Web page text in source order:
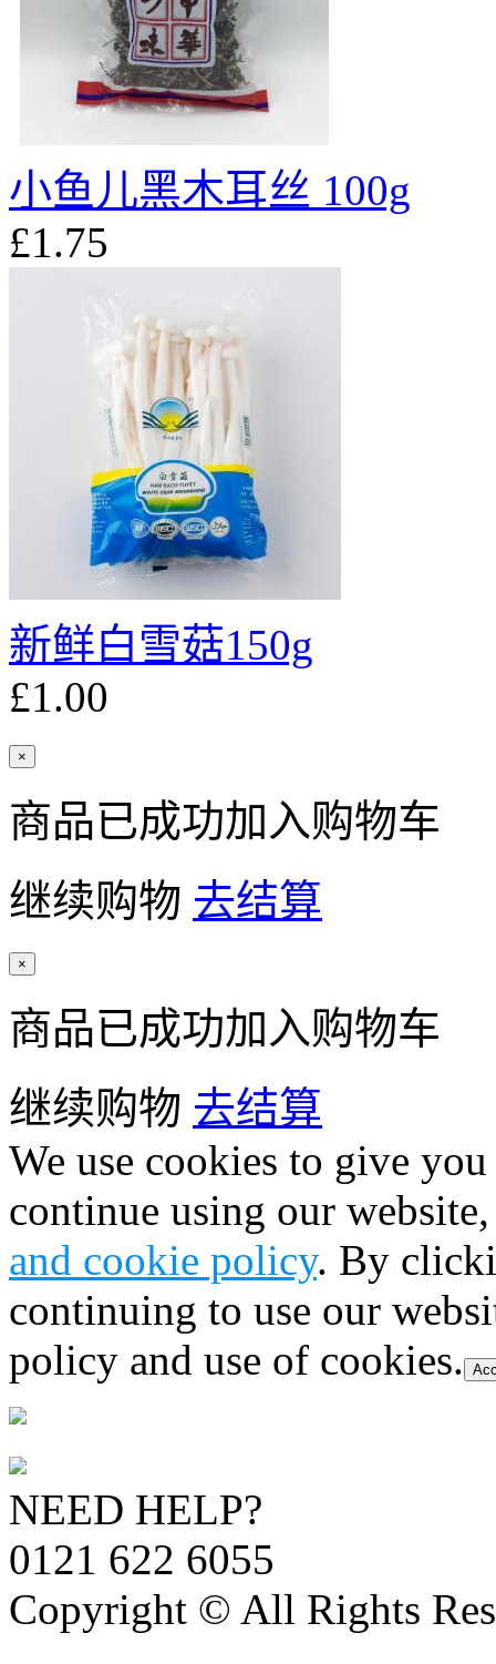
小鱼儿黑木耳丝 100g
£1.75
新鲜白雪菇150g
£1.00
×
商品已成功加入购物车
继续购物 去结算
×
商品已成功加入购物车
继续购物 去结算
We use cookies to give
continue using our
and cookie policy. By
continuing to use our
policy and use of cookies.
NEED HELP?
0121 622 6055
Copyright © All Rights